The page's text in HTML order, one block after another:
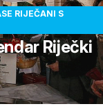
RIJEČANI S
Riječki